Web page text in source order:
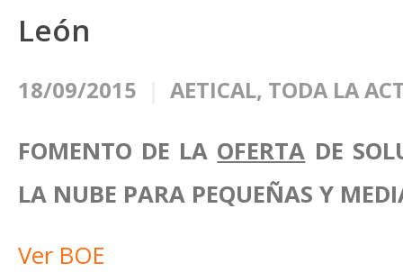
León
18/09/2015 AETICAL, TODA LA
FOMENTO DE LA OFERTA DE
LA NUBE PARA PEQUEÑAS Y
Ver BOE